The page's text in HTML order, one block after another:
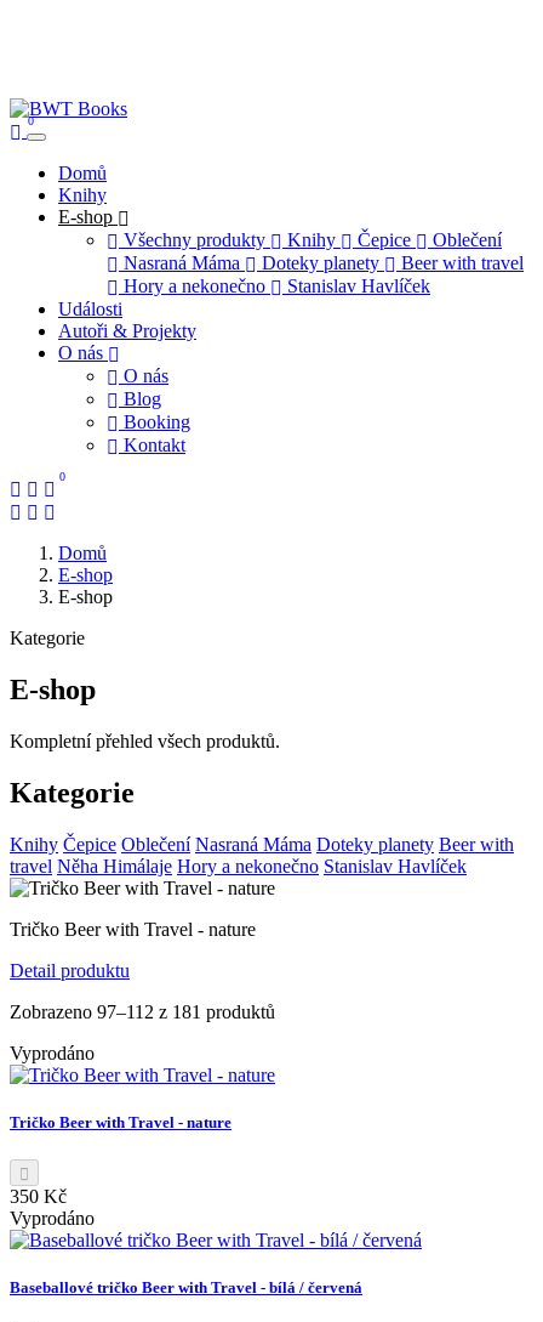
0
Domů
Knihy
E-shop
Všechny produkty
Knihy Čepice
Oblečení
Nasraná Máma
Doteky planety
Beer with travel
Hory a nekonečno
Stanislav Havlíček
Události
Autoři & Projekty
O nás
O nás
Blog
Booking
Kontakt
0
Domů
E-shop
E-shop
Kategorie
E-shop
Kompletní přehled všech produktů.
Kategorie
Knihy Čepice Oblečení Nasraná Máma Doteky planety Beer with
travel Něha Himálaje Hory a nekonečno Stanislav Havlíček
Tričko Beer with Travel - nature
Detail produktu
Zobrazeno 97–112 z 181 produktů
Vyprodáno
Tričko Beer with Travel - nature
350 Kč
Vyprodáno
Baseballové tričko Beer with Travel - bílá / červená